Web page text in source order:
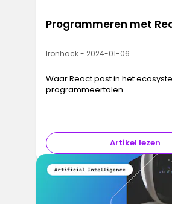
Programmeren met
Ironhack - 2024-01-06
Waar React past in het
programmeertalen
Artikel lezen